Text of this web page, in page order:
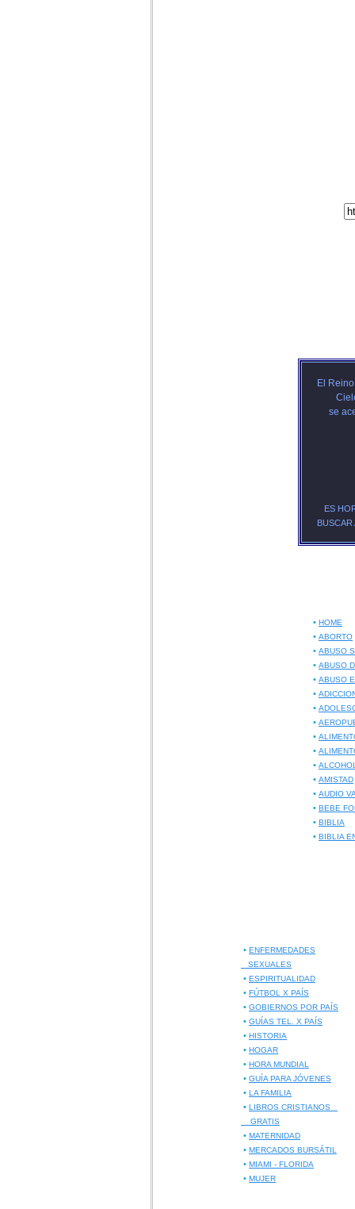
El
se
ES
BUSCAR
• HOME
• ABORTO
• ABUSO
• ABUSO
• ABUSO
•
•
•
•
•
•
• AMISTAD
• AUDIO
• BEBE
• BIBLIA
• BIBLIA
• ENFERMEDADES
SEXUALES
• ESPIRITUALIDAD
• FÚTBOL X PAÍS
• GOBIERNOS POR PAÍS
• GUÍAS TEL. X PAÍS
• HISTORIA
• HOGAR
• HORA MUNDIAL
• GUÍA PARA JÓVENES
• LA FAMILIA
• LIBROS CRISTIANOS
GRATIS
• MATERNIDAD
• MERCADOS BURSÁTIL
• MIAMI - FLORIDA
• MUJER